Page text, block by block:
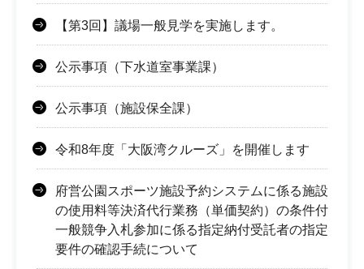
【第3回】議場一般見学を実施します。
公示事項（下水道室事業課）
公示事項（施設保全課）
令和8年度「大阪湾クルーズ」を開催します
府営公園スポーツ施設予約システムに係る施設
の使用料等決済代行業務（単価契約）の条件付
一般競争入札参加に係る指定納付受託者の指定
要件の確認手続について